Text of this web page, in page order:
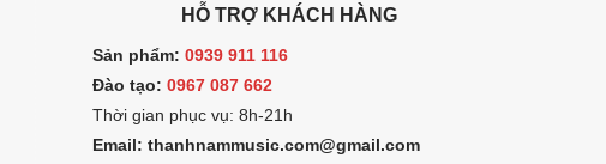
HỖ TRỢ KHÁCH HÀNG
Sản phẩm: 0939 911 116
Đào tạo: 0967 087 662
Thời gian phục vụ: 8h-21h
Email: thanhnammusic.com@gmail.com